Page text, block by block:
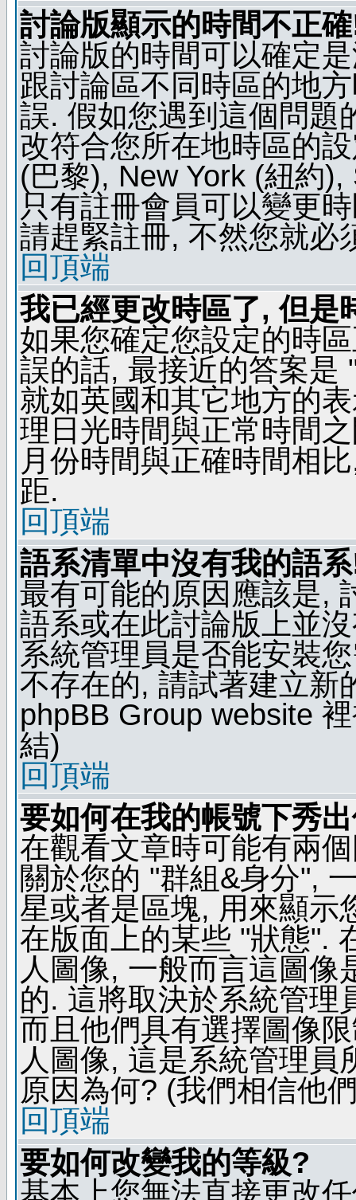
討論版顯示的時間不正
討論版的時間可以確定
跟討論區不同時區的地
誤. 假如您遇到這個問題
改符合您所在地時區的
(巴黎), New York (紐約
只有註冊會員可以變更
請趕緊註冊, 不然您就必
回頂端
我已經更改時區了, 但是
如果您確定您設定的時
誤的話, 最接近的答案是
就如英國和其它地方的
理日光時間與正常時間
月份時間與正確時間相
距.
回頂端
語系清單中沒有我的語
最有可能的原因應該是,
語系或在此討論版上並
系統管理員是否能安裝
不存在的, 請試著建立新
phpBB Group website
結)
回頂端
要如何在我的帳號下秀
在觀看文章時可能有兩
關於您的 "群組&身分",
星或者是區塊, 用來顯示
在版面上的某些 "狀態".
人圖像, 一般而言這圖像
的. 這將取決於系統管理
而且他們具有選擇圖像
人圖像, 這是系統管理
原因為何? (我們相信他
回頂端
要如何改變我的等級?
基本上您無法直接更改